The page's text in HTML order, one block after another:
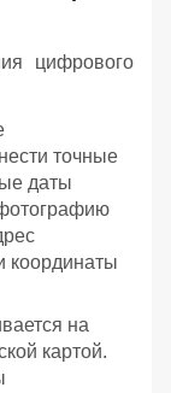
цифрового
точные
даты
координаты
на
картой.